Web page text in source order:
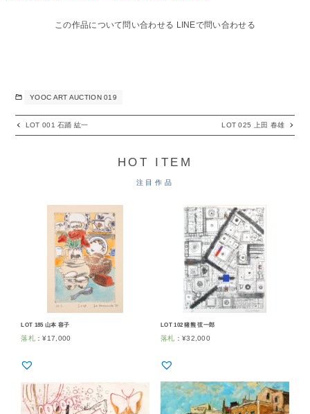
この作品について問い合わせる LINEで問い合わせる
YOOC ART AUCTION 019
LOT 001 石踊 紘一 LOT 025 上田 春雄
HOT ITEM
注目作品
LOT 185 山本 容子
落札 ：¥17,000
LOT 102 猪熊 弦一郎
落札 ： ¥32,000